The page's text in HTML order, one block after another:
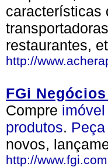
características
restaurantes,
http://
FGi
Compre imóvel
produtos. Peça
novos,
http://